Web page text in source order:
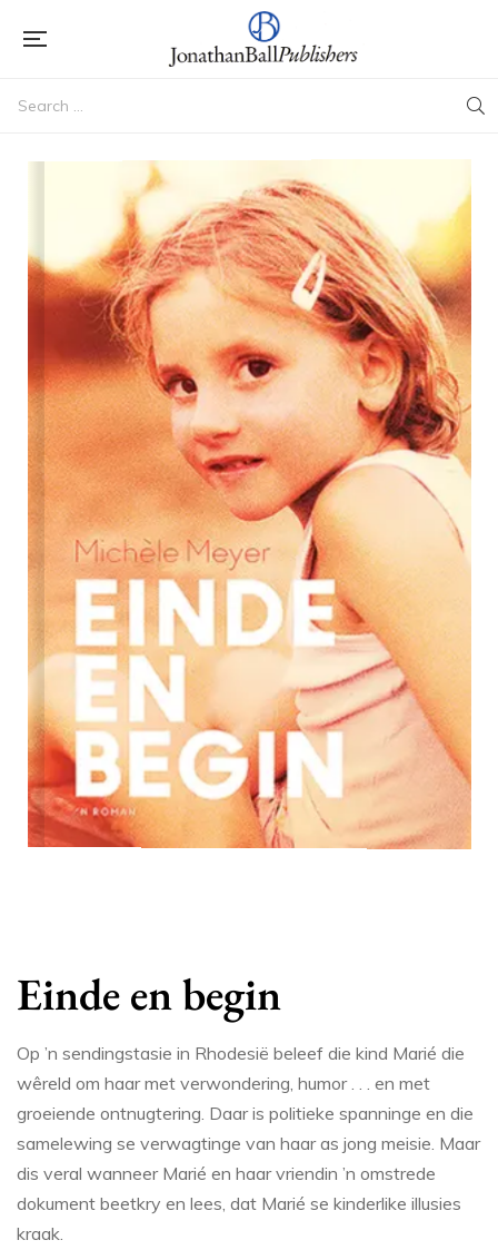
Einde en begin
Op ’n sendingstasie in Rhodesië beleef die kind Marié die
wêreld om haar met verwondering, humor . . . en met
groeiende ontnugtering. Daar is politieke spanninge en die
samelewing se verwagtinge van haar as jong meisie. Maar
dis veral wanneer Marié en haar vriendin ’n omstrede
dokument beetkry en lees, dat Marié se kinderlike illusies
kraak.